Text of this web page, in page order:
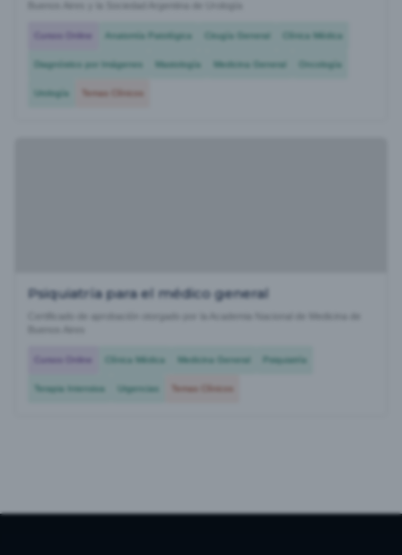
Anatomía Patológica Cirugía General Clínica Médica
Diagnóstico por Imágenes Mastología Medicina General Oncología
Urología Temas Clínicos
Psiquiatría para el médico general
Clínica Médica Medicina General Psiquiatría
Terapia Intensiva Urgencias Temas Clínicos